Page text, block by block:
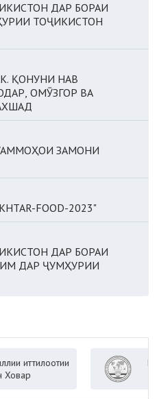
ДАР БОРАИ
ТОҶИКИСТОН
ҚОНУНИ НАВ
ОМӮЗГОР ВА
ЗАМОНИ
FOOD-2023"
ДАР БОРАИ
ДАР ҶУМҲУРИИ
Вазорати
Ҷумҳурии